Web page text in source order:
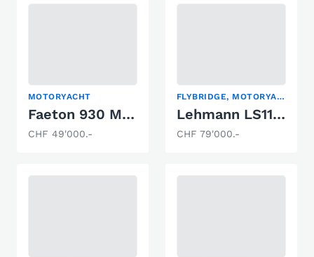
MOTORYACHT
Faeton 930 Moraga
CHF 49'000.-
FLYBRIDGE, MOTORYACHT
Lehmann LS1100
CHF 79'000.-